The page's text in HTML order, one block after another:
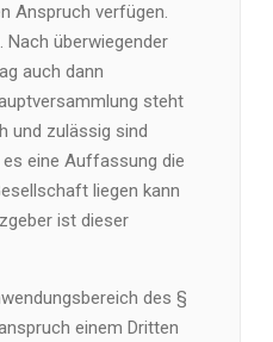
Anspruch verfügen.
Nach überwiegender
auch dann
steht
und zulässig sind
eine Auffassung die
liegen kann
ist dieser
des §
einem Dritten